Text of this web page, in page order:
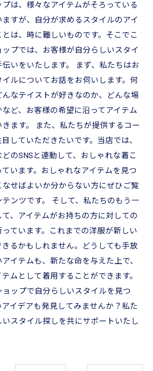
プは、様々なアイテムがそろっている
すが、自分が求めるスタイルのアイ
は、時に難しいものです。そこでこ
プでは、お客様が自分らしいスタイ
いをいたします。 まず、私たちはお
ルについてお話をお伺いします。何
なテイストが好きなのか、どんな場
ど、お客様の希望に沿ってアイテム
ます。 また、私たちが提供するコー
していただきたいです。当店では、
のSNSと連動して、おしゃれな着こ
います。おしゃれなアイテムを見つ
せばよいか分からない方にぜひご覧
ンツです。 そして、私たちのもう一
、アイテムがお持ちの方に対しての
ています。これまでの洋服が新しい
るかもしれません。どうしても手放
イテムも、新たな命を与えた上で、
ムとして着用することができます。
ップで自分らしいスタイルを見つ
イデアも発見してみませんか？私た
スタイル探しを共にサポートいたし